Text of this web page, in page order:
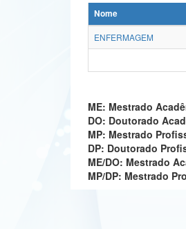
Nome
ENFERMAGEM
ME: Mestrado
DO: Doutorado
MP: Mestrado
DP: Doutorado
ME/DO: Mestrado
MP/DP: Mestrado